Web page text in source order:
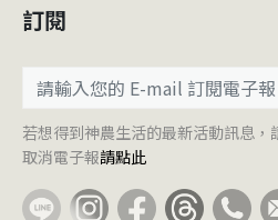
訂閱
若想得到神農生活的最新活動訊息，
取消電子報請點此